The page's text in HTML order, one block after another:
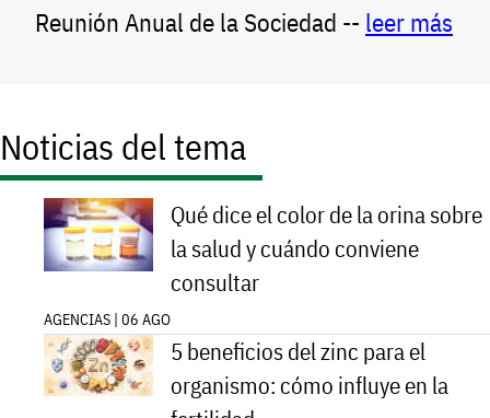
Reunión Anual de la Sociedad -- leer más
Noticias del tema
Qué dice el color de la orina sobre
la salud y cuándo conviene
consultar
AGENCIAS | 06 AGO
5 beneficios del zinc para el
organismo: cómo influye en la